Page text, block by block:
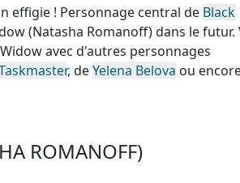
effigie ! Personnage central de Black
(Natasha Romanoff) dans le futur.
avec d'autres personnages
, deYelena Belova ou
ROMANOFF)